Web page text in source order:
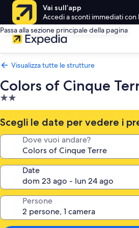
Vai sull’app
Accedi a sconti immediati con
Passa alla sezione principale della pagina
Visualizza tutte le strutture
Colors of Cinque
Struttura
a
2.0
stelle
Scegli le date per vedere i
Dove vuoi andare?
Date
Persone